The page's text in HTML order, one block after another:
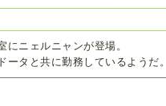
にニェルニャンが登場。
ータと共に勤務しているようだ。